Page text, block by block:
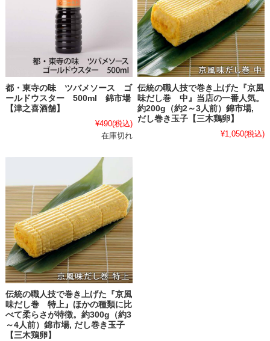
都・東寺の味 ツバメソース ゴ
ールドウスター 500ml 錦市場
【津之喜酒舗】
¥490(税込)
在庫切れ
伝統の職人技で巻き上げた『京風
味だし巻 中』当店の一番人気。
約200g（約2～3人前）錦市場,
だし巻き玉子【三木鶏卵】
¥1,050(税込)
伝統の職人技で巻き上げた『京風
味だし巻 特上』ほかの種類に比
べて柔らさが特徴。約300g（約3
～4人前）錦市場, だし巻き玉子
【三木鶏卵】